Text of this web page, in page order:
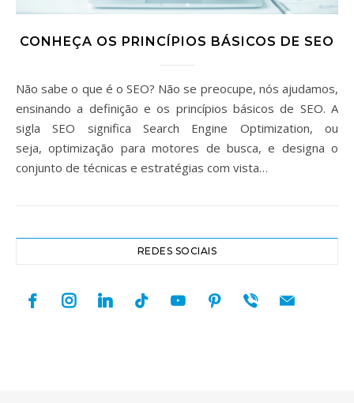
CONHEÇA OS PRINCÍPIOS BÁSICOS DE SEO
Não sabe o que é o SEO? Não se preocupe, nós ajudamos,
ensinando a definição e os princípios básicos de SEO. A
sigla SEO significa Search Engine Optimization, ou
seja, optimização para motores de busca, e designa o
conjunto de técnicas e estratégias com vista…
REDES SOCIAIS
facebookinstagramlinkedintiktok youtubepinterest
viber mail